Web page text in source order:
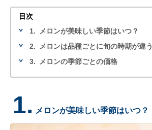
目次
1.
メロンが美味しい季節はいつ？
2.
メロンは品種ごとに旬の時期が違う
3.
メロンの季節ごとの価格
1. メロンが美味しい季節はいつ？